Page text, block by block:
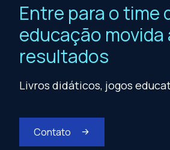
Entre para o time
educação movida
resultados
Livros didáticos, jogos
Contato